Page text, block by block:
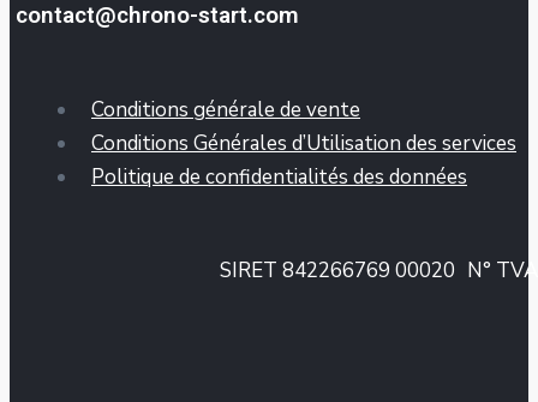
contact@chrono-start.com
Conditions générale de vente
Conditions Générales d’Utilisation des services
Politique de confidentialités des données
SIRET 842266769 00020 N°